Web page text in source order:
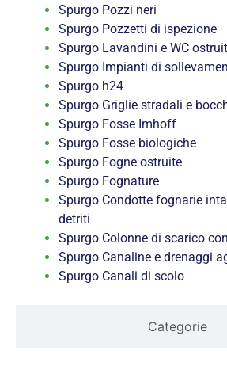
Categorie
Spurgo Pozzi neri
Spurgo Pozzetti di ispezione
Spurgo Lavandini e WC
Spurgo Impianti di
Spurgo h24
Spurgo Griglie stradali e
Spurgo Fosse Imhoff
Spurgo Fosse biologiche
Spurgo Fogne ostruite
Spurgo Fognature
Spurgo Condotte fognarie
detriti
Spurgo Colonne di scarico
Spurgo Canaline e drenaggi
Spurgo Canali di scolo